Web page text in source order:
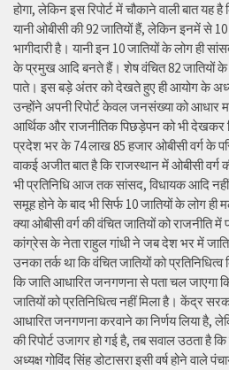
होगा, लेकिन इस रिपोर्ट में चौकाने वाली बात यह
यानी ओबीसी की 92 जातियों हैं, लेकिन इनमें से 10
भागीदारी है। यानी इन 10 जातियों के लोग ही
के प्रमुख आदि बनते हैं। शेष वंचित 82 जातियों के
पाते। इस बड़े अंतर को देखते हुए ही आयोग के
उन्होंने अपनी रिपोर्ट केवल जनसंख्या को आधार
आर्थिक और राजनीतिक पिछड़ेपन को भी देखकर
प्रदेश भर के 74 लाख 85 हजार ओबीसी वर्ग के
वाकई अजीत बात है कि राजस्थान में ओबीसी वर्ग
भी प्रतिनिधि आज तक सांसद, विधायक आदि
समूह होने के बाद भी सिर्फ 10 जातियों के लोग
क्या ओबीसी वर्ग की वंचित जातियों को राजनीति में
कांग्रेस के नेता राहुल गांधी ने जब देश भर में
उनका तर्क था कि वंचित जातियों को प्रतिनिधित्व
कि जाति आधारित जनगणना से पता चल जाएगा
जातियों को प्रतिनिधित्व नहीं मिला है। केंद्र
आधारित जनगणना करवाने का निर्णय लिया है,
की रिपोर्ट उजागर हो गई है, तब सवाल उठता है
अध्यक्ष गोविंद सिंह डोटासरा इसी वर्ष होने वाले